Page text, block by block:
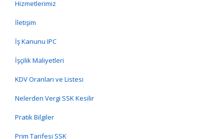
Hizmetlerimiz
İletişim
İş Kanunu IPC
İşçilik Maliyetleri
KDV Oranları ve Listesi
Nelerden Vergi SSK Kesilir
Pratik Bilgiler
Prim Tarifesi SSK